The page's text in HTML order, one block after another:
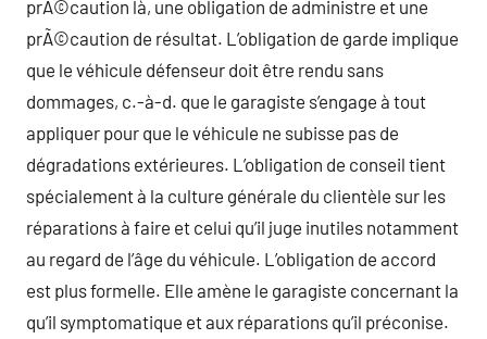
prÃ©caution là, une obligation de administre et une
prÃ©caution de résultat. L’obligation de garde implique
que le véhicule défenseur doit être rendu sans
dommages, c.-à-d. que le garagiste s’engage à tout
appliquer pour que le véhicule ne subisse pas de
dégradations extérieures. L’obligation de conseil tient
spécialement à la culture générale du clientèle sur les
réparations à faire et celui qu’il juge inutiles notamment
au regard de l’âge du véhicule. L’obligation de accord
est plus formelle. Elle amène le garagiste concernant la
qu’il symptomatique et aux réparations qu’il préconise.